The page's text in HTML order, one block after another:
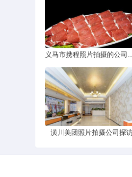
潢川美团照片拍摄公司探